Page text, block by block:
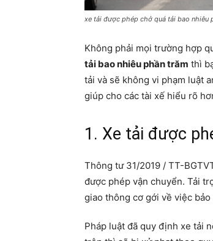
xe tải được phép chở quá tải bao nhiêu
Không phải mọi trường hợp
tải bao nhiêu phần trăm thì
tải và sẽ không vi phạm luật
giúp cho các tài xế hiểu rõ
1. Xe tải được
Thông tư 31/2019 / TT-
được phép vận chuyển. Tải
giao thông cơ gới về việc
Pháp luật đã quy định xe tải